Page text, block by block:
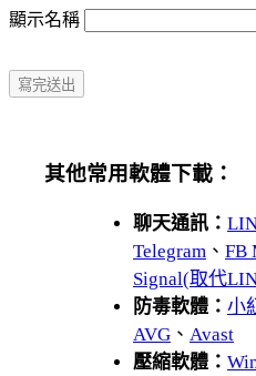
顯示名稱
其他常用軟體下載：
聊天通訊：
Telegram 、 FB
Signal(取代
防毒軟體： 小
AVG 、 Avast
壓縮軟體：